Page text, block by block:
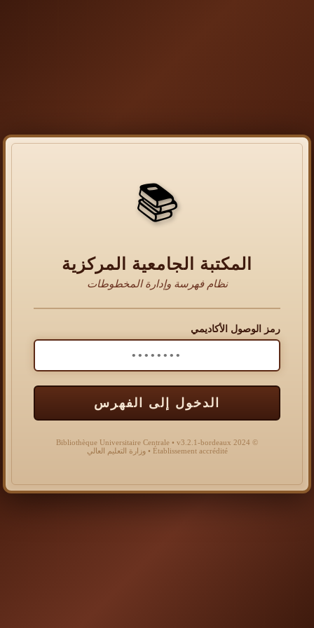
📚
المكتبة الجامعية المركزية
نظام فهرسة وإدارة المخطوطات
رمز الوصول الأكاديمي
الدخول إلى الفهرس
© 2024 Bibliothèque Universitaire Centrale • v3.2.1-bordeaux
Établissement accrédité • وزارة التعليم العالي